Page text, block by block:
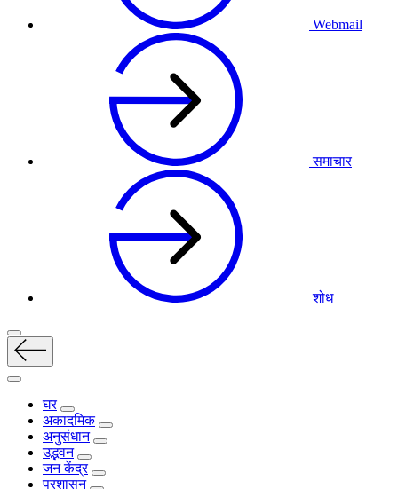
Webmail
समाचार
शोध
घर
अकादमिक
अनुसंधान
उद्भवन
जन केंद्र
प्रशासन